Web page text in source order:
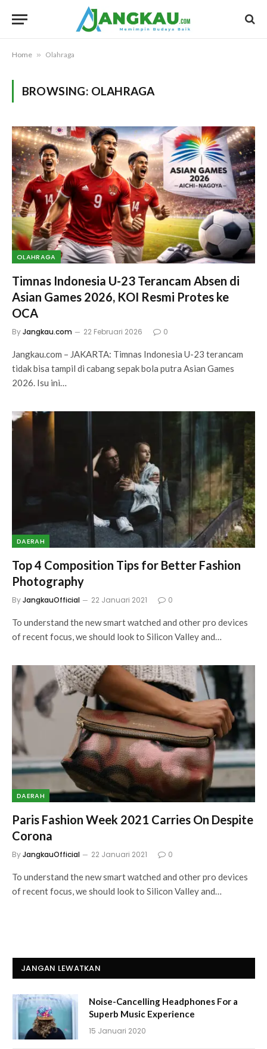
Home » Olahraga
BROWSING: OLAHRAGA
OLAHRAGA
Timnas Indonesia U-23 Terancam Absen di
Asian Games 2026, KOI Resmi Protes ke
OCA
ByJangkau.com 22 Februari 2026 0
Jangkau.com – JAKARTA: Timnas Indonesia U-23 terancam
tidak bisa tampil di cabang sepak bola putra Asian Games
2026. Isu ini…
DAERAH
Top 4 Composition Tips for Better Fashion
Photography
ByJangkauOfficial 22 Januari 2021 0
To understand the new smart watched and other pro devices
of recent focus, we should look to Silicon Valley and…
DAERAH
Paris Fashion Week 2021 Carries On Despite
Corona
ByJangkauOfficial 22 Januari 2021 0
To understand the new smart watched and other pro devices
of recent focus, we should look to Silicon Valley and…
JANGAN LEWATKAN
Noise-Cancelling Headphones For a
Superb Music Experience
15 Januari 2020